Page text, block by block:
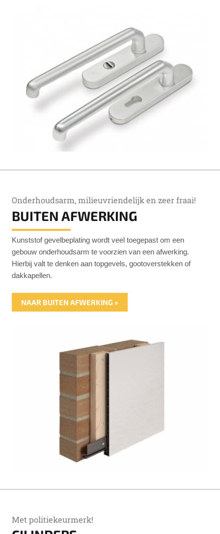
Onderhoudsarm, milieuvriendelijk en zeer fraai!
BUITEN AFWERKING
Kunststof gevelbeplating wordt veel toegepast om een
gebouw onderhoudsarm te voorzien van een afwerking.
Hierbij valt te denken aan topgevels, gootoverstekken of
dakkapellen.
NAAR BUITEN AFWERKING »
Met politiekeurmerk!